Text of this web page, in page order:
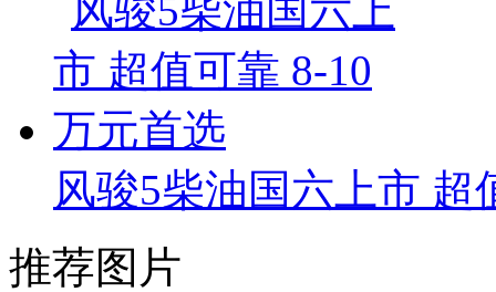
风骏5柴油国六上市 超
推荐图片